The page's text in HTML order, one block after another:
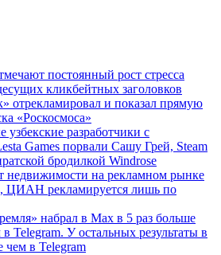
постоянный рост стресса
кликбейтных заголовков
отрекламировал и показал прямую
«Роскосмоса»
узбекские разработчики с
Games порвали Сашу Грей, Steam
бродилкой Windrose
недвижимости на рекламном рынке
ЦИАН рекламируется лишь по
набрал в Max в 5 раз больше
Telegram. У остальных результаты в
чем в Telegram